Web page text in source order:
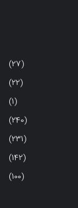
(27)
(22)
(1)
(240)
(231)
(142)
(100)